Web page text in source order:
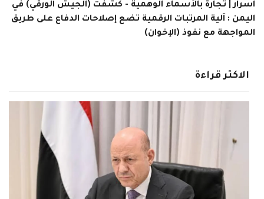
اسرار | تجارة بالأسماء الوهمية - كشفت (الجيش الورقي) في
اليمن : آلية المرتبات الرقمية تضع إصلاحات الدفاع على طريق
المواجهة مع نفوذ (الإخوان)
الاكثر قراءة